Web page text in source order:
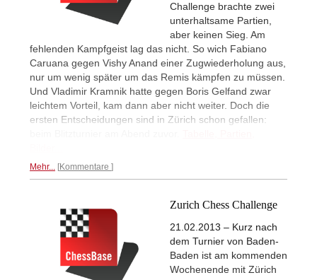
Challenge brachte zwei
unterhaltsame Partien,
aber keinen Sieg. Am
fehlenden Kampfgeist lag das nicht. So wich Fabiano
Caruana gegen Vishy Anand einer Zugwiederholung aus,
nur um wenig später um das Remis kämpfen zu müssen.
Und Vladimir Kramnik hatte gegen Boris Gelfand zwar
leichtem Vorteil, kam dann aber nicht weiter. Doch die
ersten Entscheidungen sind in Zürich schon gefallen:
Mehr... Kommentare
Zurich Chess Challenge
21.02.2013 – Kurz nach
dem Turnier von Baden-
Baden ist am kommenden
Wochenende mit Zürich